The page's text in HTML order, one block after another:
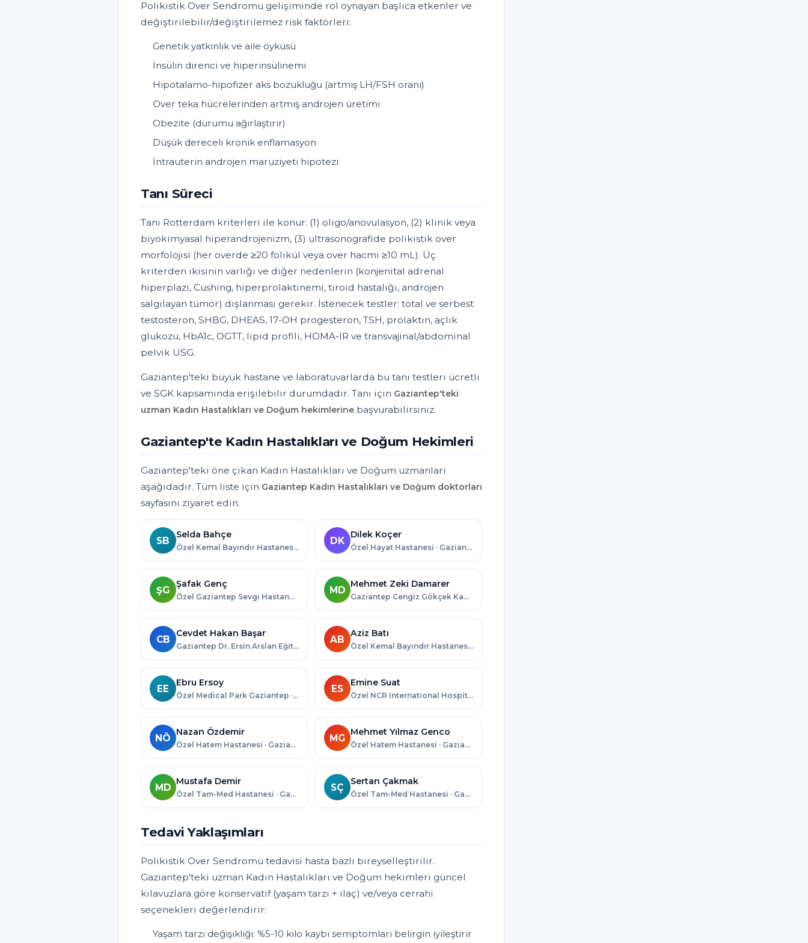
Polikistik Over Sendromu gelişiminde rol oynayan başlıca etkenler ve
değiştirilebilir/değiştirilemez risk faktörleri:
Genetik yatkınlık ve aile öyküsü
İnsülin direnci ve hiperinsülinemi
Hipotalamo-hipofizer aks bozukluğu (artmış LH/FSH oranı)
Over teka hücrelerinden artmış androjen üretimi
Obezite (durumu ağırlaştırır)
Düşük dereceli kronik enflamasyon
İntrauterin androjen maruziyeti hipotezi
Tanı Süreci
Tanı Rotterdam kriterleri ile konur: (1) oligo/anovulasyon, (2) klinik veya
biyokimyasal hiperandrojenizm, (3) ultrasonografide polikistik over
morfolojisi (her overde ≥20 folikül veya over hacmi ≥10 mL). Üç
kriterden ikisinin varlığı ve diğer nedenlerin (konjenital adrenal
hiperplazi, Cushing, hiperprolaktinemi, tiroid hastalığı, androjen
salgılayan tümör) dışlanması gerekir. İstenecek testler: total ve serbest
testosteron, SHBG, DHEAS, 17-OH progesteron, TSH, prolaktin, açlık
glukozu, HbA1c, OGTT, lipid profili, HOMA-IR ve transvajinal/abdominal
pelvik USG.
Gaziantep'teki büyük hastane ve laboratuvarlarda bu tanı testleri ücretli
ve SGK kapsamında erişilebilir durumdadır. Tanı için Gaziantep'teki
uzman Kadın Hastalıkları ve Doğum hekimlerine başvurabilirsiniz.
Gaziantep'te Kadın Hastalıkları ve Doğum Hekimleri
Gaziantep'teki öne çıkan Kadın Hastalıkları ve Doğum uzmanları
aşağıdadır. Tüm liste için Gaziantep Kadın Hastalıkları ve Doğum doktorları
sayfasını ziyaret edin.
SB
Selda Bahçe
Özel Kemal Bayındır Hastanesi · Gaziantep
DK
Dilek Koçer
Özel Hayat Hastanesi · Gaziantep
ŞG
Şafak Genç
Özel Gaziantep Sevgi Hastanesi · Gaziantep
MD
Mehmet Zeki Damarer
Gaziantep Cengiz Gökçek Kadın Doğum ve Çocuk Hastalıkları Hastanesi · Gaziantep
CB
Cevdet Hakan Başar
Gaziantep Dr. Ersin Arslan Eğitim ve Araştırma Hastanesi · Gaziantep
AB
Aziz Batı
Özel Kemal Bayındır Hastanesi · Gaziantep
EE
Ebru Ersoy
Özel Medical Park Gaziantep · Gaziantep
ES
Emine Suat
Özel NCR International Hospital · Gaziantep
NÖ
Nazan Özdemir
Özel Hatem Hastanesi · Gaziantep
MG
Mehmet Yılmaz Genco
Özel Hatem Hastanesi · Gaziantep
MD
Mustafa Demir
Özel Tam-Med Hastanesi · Gaziantep
SÇ
Sertan Çakmak
Özel Tam-Med Hastanesi · Gaziantep
Tedavi Yaklaşımları
Polikistik Over Sendromu tedavisi hasta bazlı bireyselleştirilir.
Gaziantep'teki uzman Kadın Hastalıkları ve Doğum hekimleri güncel
kılavuzlara göre konservatif (yaşam tarzı + ilaç) ve/veya cerrahi
seçenekleri değerlendirir:
Yaşam tarzı değişikliği: %5-10 kilo kaybı semptomları belirgin iyileştirir